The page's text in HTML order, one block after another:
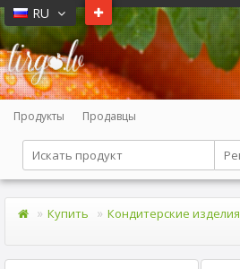
RU
Продукты Продавцы
Купить Кондитерские изделия